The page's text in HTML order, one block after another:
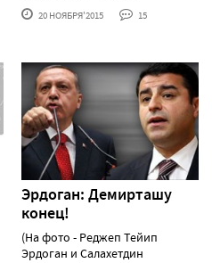
20 НОЯБРЯ'2015 15
Эрдоган: Демирташу
конец!
(На фото - Реджеп Тейип
Эрдоган и Салахетдин